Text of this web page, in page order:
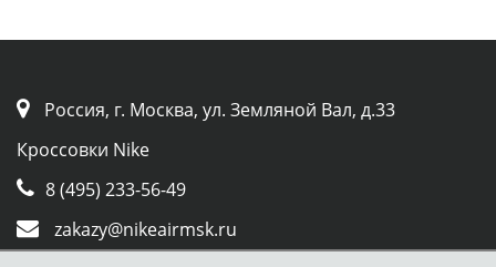
Россия, г. Москва, ул. Земляной Вал, д.33
Кроссовки Nike
8 (495) 233-56-49
zakazy@nikeairmsk.ru